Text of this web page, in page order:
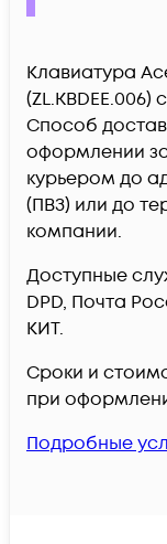
Клавиатура
Способ
оформлении
курьером до
(ПВЗ) или до
компании.
Доступные
DPD, Почта
КИТ.
Сроки и
при
Подробные